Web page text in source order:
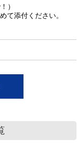
）
て添付ください。